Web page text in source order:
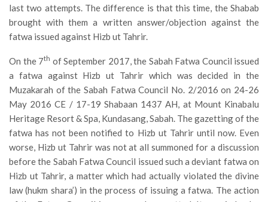
last two attempts. The difference is that this time, the Shabab
brought with them a written answer/objection against the
fatwa issued against Hizb ut Tahrir.
On the 7th of September 2017, the Sabah Fatwa Council issued
a fatwa against Hizb ut Tahrir which was decided in the
Muzakarah of the Sabah Fatwa Council No. 2/2016 on 24-26
May 2016 CE / 17-19 Shabaan 1437 AH, at Mount Kinabalu
Heritage Resort & Spa, Kundasang, Sabah. The gazetting of the
fatwa has not been notified to Hizb ut Tahrir until now. Even
worse, Hizb ut Tahrir was not at all summoned for a discussion
before the Sabah Fatwa Council issued such a deviant fatwa on
Hizb ut Tahrir, a matter which had actually violated the divine
law (hukm shara’) in the process of issuing a fatwa. The action